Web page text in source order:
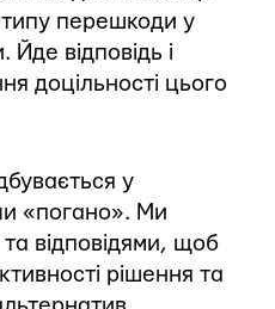
перешкоди у
відповідь і
доцільності цього
у
«погано». Ми
відповідями, щоб
рішення та